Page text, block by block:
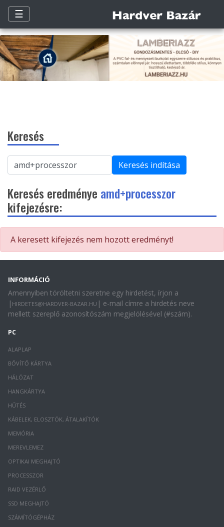
☰
Keresés
Keresés indítása
Keresés eredménye amd+processzor
kifejezésre:
A keresett kifejezés nem hozott eredményt!
INFORMÁCIÓ
Amennyiben töröltetni szeretne egy hirdetést, írjon a
| HIRDETES@HARDVER-BAZAR.HU | e-mail címre a hirdetés neve
mellett szereplő azonosítószám megjelölésével (#szám).
PC
ALAPLAP
BŐVÍTŐ KÁRTYA
HÁLÓZAT
HANGKÁRTYA
HŰTÉS
KÁBELEK, ELOSZTÓK, ÁTALAKÍTÓK
MEMÓRIA
MEREVLEMEZ
OPTIKAI MEGHAJTÓ
PROCESSZOR
RAID VEZÉRLŐ
SSD MEGHAJTÓ
SZÁMÍTÓGÉPHÁZ